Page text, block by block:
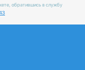
обратившись в службу